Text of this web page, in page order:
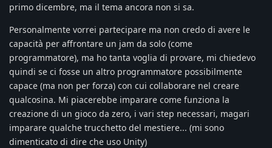
primo dicembre, ma il tema ancora non si sa.
Personalmente vorrei partecipare ma non credo di avere le
capacità per affrontare un jam da solo (come
programmatore), ma ho tanta voglia di provare, mi chiedevo
quindi se ci fosse un altro programmatore possibilmente
capace (ma non per forza) con cui collaborare nel creare
qualcosina. Mi piacerebbe imparare come funziona la
creazione di un gioco da zero, i vari step necessari, magari
imparare qualche trucchetto del mestiere... (mi sono
dimenticato di dire che uso Unity)